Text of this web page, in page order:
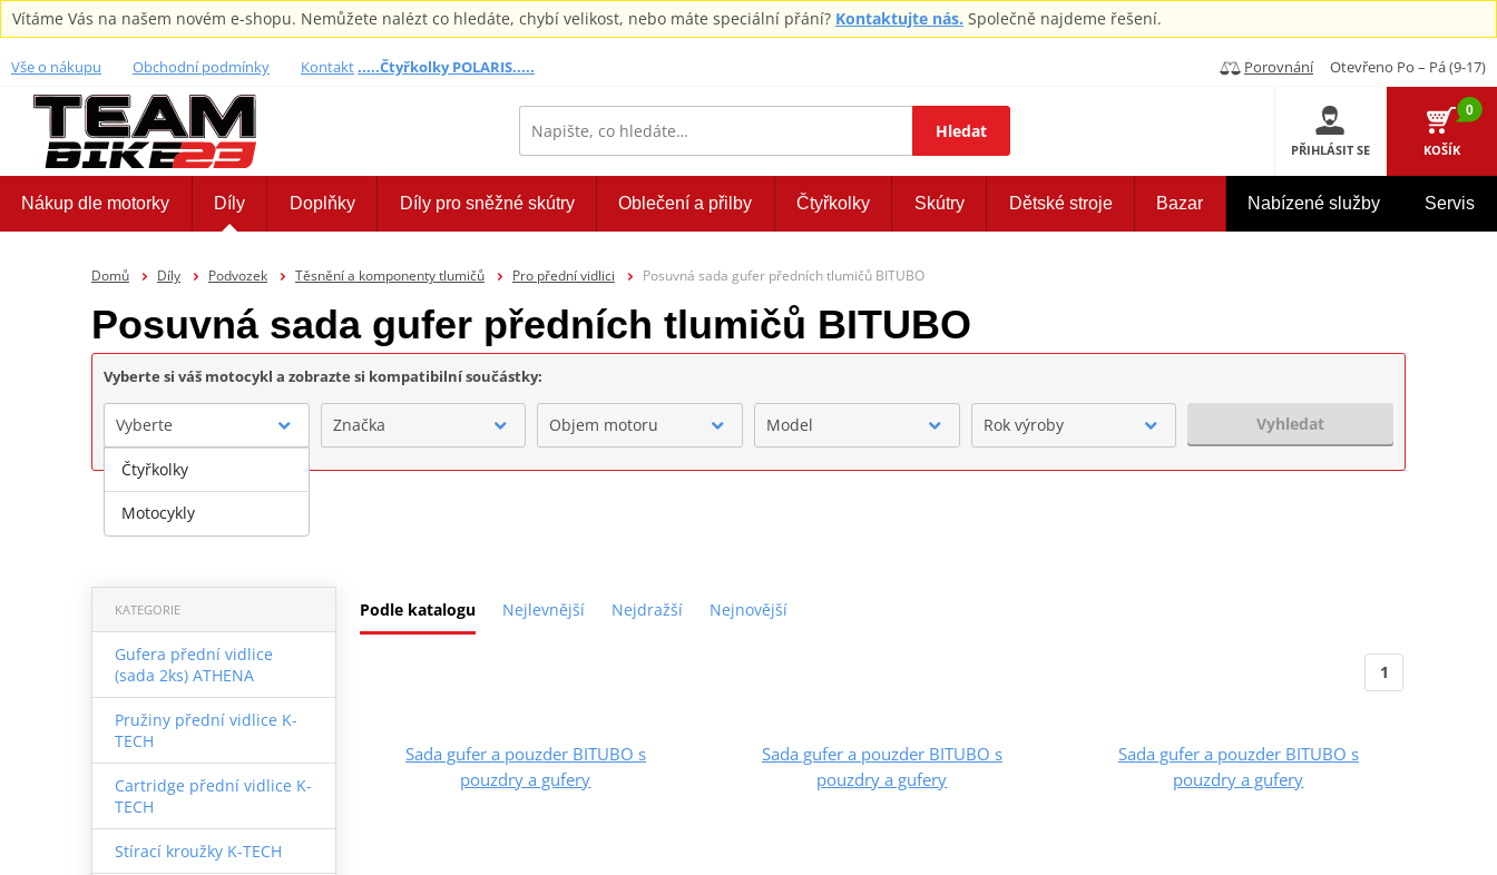
Vítáme Vás na našem novém e-shopu. Nemůžete nalézt co hledáte, chybí velikost, nebo máte speciální přání? Kontaktujte nás. Společně najdeme řešení.
Vše o nákupu Obchodní podmínky Kontakt.....Čtyřkolky POLARIS..... Porovnání Otevřeno Po – Pá (9-17)
Hledat
PŘIHLÁSIT SE
0
KOŠÍK
Nákup dle motorky Díly Doplňky Díly pro sněžné skútry Oblečení a přilby Čtyřkolky Skútry Dětské stroje Bazar Nabízené služby Servis
Domů Díly Podvozek Těsnění a komponenty tlumičů Pro přední vidlici Posuvná sada gufer předních tlumičů BITUBO
Posuvná sada gufer předních tlumičů BITUBO
Vyberte si váš motocykl a zobrazte si kompatibilní součástky:
Vyberte Značka Objem motoru Model Rok výroby Vyhledat
Podle katalogu Nejlevnější Nejdražší Nejnovější
KATEGORIE
Gufera přední vidlice
(sada 2ks) ATHENA
Pružiny přední vidlice K-
TECH
Cartridge přední vidlice K-
TECH
Stírací kroužky K-TECH
1
Sada gufer a pouzder BITUBO s
pouzdry a gufery
Sada gufer a pouzder BITUBO s
pouzdry a gufery
Sada gufer a pouzder BITUBO s
pouzdry a gufery
Čtyřkolky
Motocykly